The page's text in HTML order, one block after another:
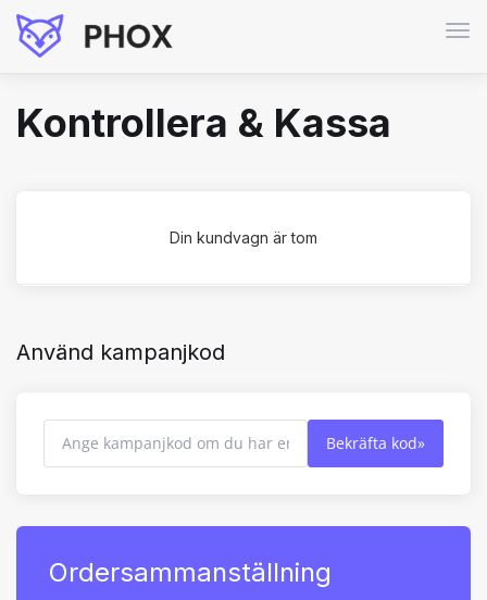
Kontrollera & Kassa
Din kundvagn är tom
Använd kampanjkod
Bekräfta kod»
Ordersammanställning